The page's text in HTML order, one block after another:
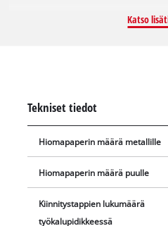
monitoimityökalua voidaan
varmistaa tarkan ja materiaalille
mahdollistaa tarkan käytön.
värinäerotetulla akkupidikkeellä
Rakenteelliset Softgrip-pinnat
miellyttävän työskentelyn myös
Varustukseen kuuluu delta-
Katso
Tekniset tiedot
Hiomapaperin määrä metallille
Hiomapaperin määrä puulle
Kiinnitystappien lukumäärä
työkalupidikkeessä